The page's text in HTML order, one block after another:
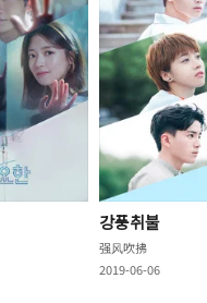
강풍취불
强风吹拂
2019-06-06